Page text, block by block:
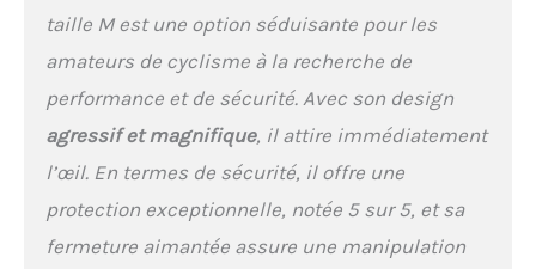
taille M est une option séduisante pour les
amateurs de cyclisme à la recherche de
performance et de sécurité. Avec son design
agressif et magnifique, il attire immédiatement
l’œil. En termes de sécurité, il offre une
protection exceptionnelle, notée 5 sur 5, et sa
fermeture aimantée assure une manipulation